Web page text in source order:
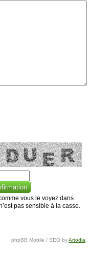
vous le voyez dans
pas sensible à la casse.
phpBB Mobile / SEO byArtodia.